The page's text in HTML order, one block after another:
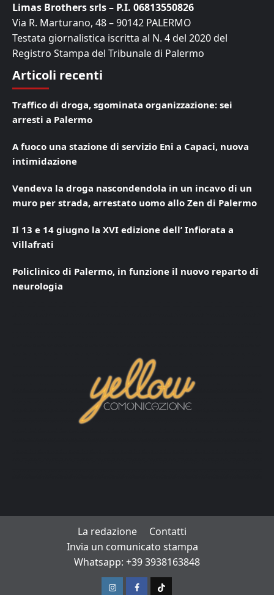
Limas Brothers srls – P.I. 06813550826
Via R. Marturano, 48 – 90142 PALERMO
Testata giornalistica iscritta al N. 4 del 2020 del
Registro Stampa del Tribunale di Palermo
Articoli recenti
Traffico di droga, sgominata organizzazione: sei
arresti a Palermo
A fuoco una stazione di servizio Eni a Capaci, nuova
intimidazione
Vendeva la droga nascondendola in un incavo di un
muro per strada, arrestato uomo allo Zen di Palermo
Il 13 e 14 giugno la XVI edizione dell’ Infiorata a
Villafrati
Policlinico di Palermo, in funzione il nuovo reparto di
neurologia
La redazione
Contatti
Invia un comunicato stampa
Whatsapp: +39 3938163848